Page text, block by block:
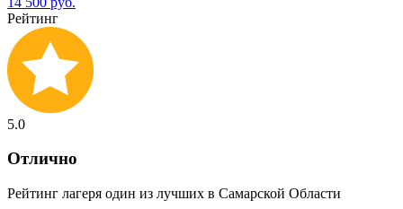
Рейтинг
5.0
Отлично
Рейтинг лагеря один из лучших в Самарской Области